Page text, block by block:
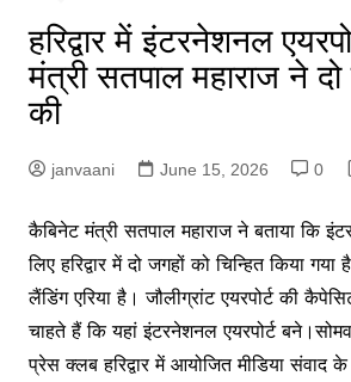
हरिद्वार में इंटरनेशनल
मंत्री सतपाल महाराज ने
की
janvaani June 15, 2026 0
कैबिनेट मंत्री सतपाल महाराज ने बताया कि
लिए हरिद्वार में दो जगहों को चिन्हित किया
लैंडिंग एरिया है। जौलीग्रांट एयरपोर्ट की
चाहते हैं कि यहां इंटरनेशनल एयरपोर्ट
प्रेस क्लब हरिद्वार में आयोजित मीडिया संवाद